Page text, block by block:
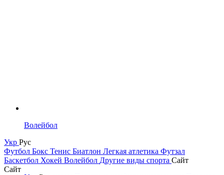
Волейбол
Укр Рус
Футбол Бокс Тенис Биатлон Легкая атлетика Футзал
Баскетбол Хокей Волейбол Другие виды спорта Сайт
Сайт